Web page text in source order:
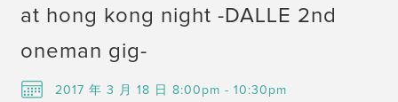
at hong kong night -DALLE 2nd
oneman gig-
2017 年 3 月 18 日 8:00pm - 10:30pm